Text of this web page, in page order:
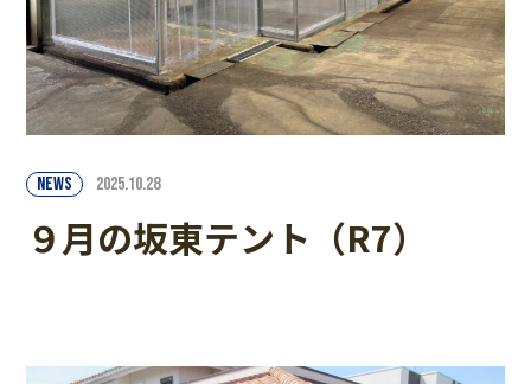
NEWS 2025.10.28
９月の坂東テント（R7）